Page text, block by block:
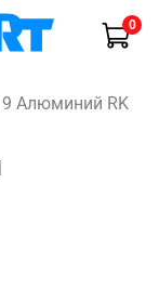
0
Алюминий RK